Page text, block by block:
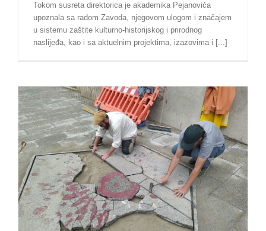
Tokom susreta direktorica je akademika Pejanovića
upoznala sa radom Zavoda, njegovom ulogom i značajem
u sistemu zaštite kulturno-historijskog i prirodnog
naslijeđa, kao i sa aktuelnim projektima, izazovima i [...]